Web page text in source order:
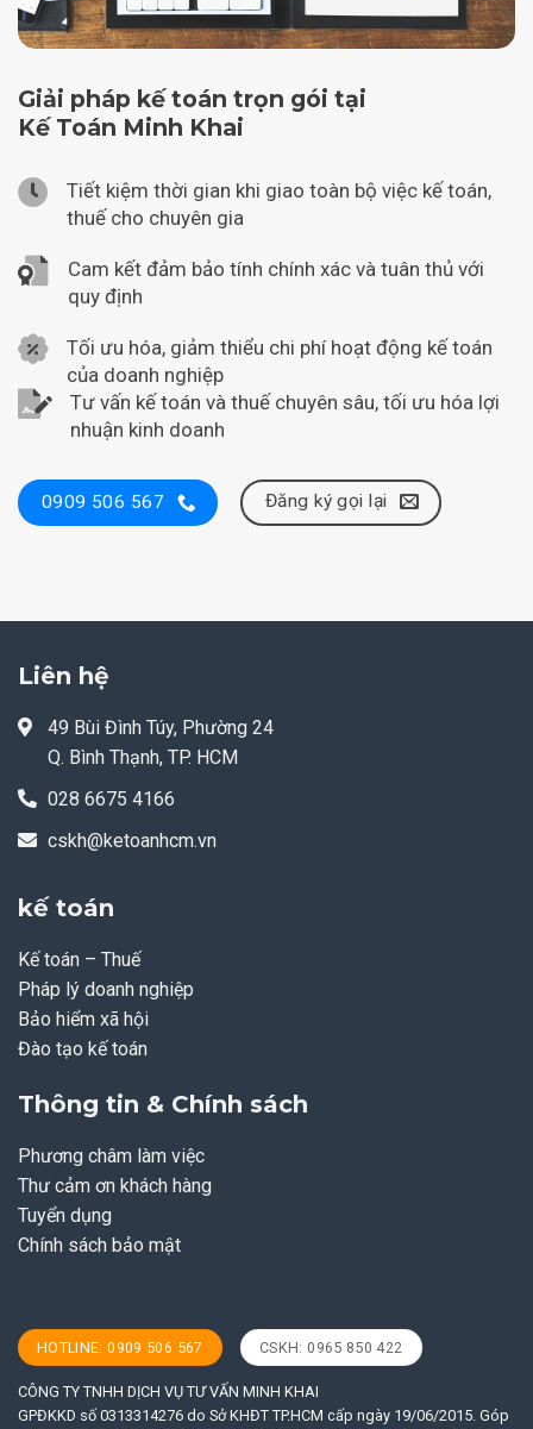
Giải pháp kế toán trọn gói tại
Kế Toán Minh Khai
Tiết kiệm thời gian khi giao toàn bộ việc kế toán,
thuế cho chuyên gia
Cam kết đảm bảo tính chính xác và tuân thủ với
quy định
Tối ưu hóa, giảm thiểu chi phí hoạt động kế toán
của doanh nghiệp
Tư vấn kế toán và thuế chuyên sâu, tối ưu hóa lợi
nhuận kinh doanh
0909 506 567 Đăng ký gọi lại
Liên hệ
49 Bùi Đình Túy, Phường 24
Q. Bình Thạnh, TP. HCM
028 6675 4166
cskh@ketoanhcm.vn
kế toán
Kế toán – Thuế
Pháp lý doanh nghiệp
Bảo hiểm xã hội
Đào tạo kế toán
Thông tin & Chính sách
Phương châm làm việc
Thư cảm ơn khách hàng
Tuyển dụng
Chính sách bảo mật
HOTLINE: 0909 506 567 CSKH: 0965 850 422
CÔNG TY TNHH DỊCH VỤ TƯ VẤN MINH KHAI
GPĐKKD số 0313314276 do Sở KHĐT TP.HCM cấp ngày 19/06/2015. Góp